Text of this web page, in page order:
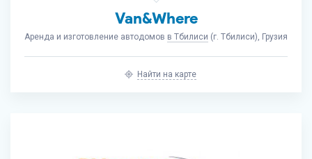
Van&Where
Аренда и изготовление автодомов в Тбилиси (г. Тбилиси), Грузия
Найти на карте